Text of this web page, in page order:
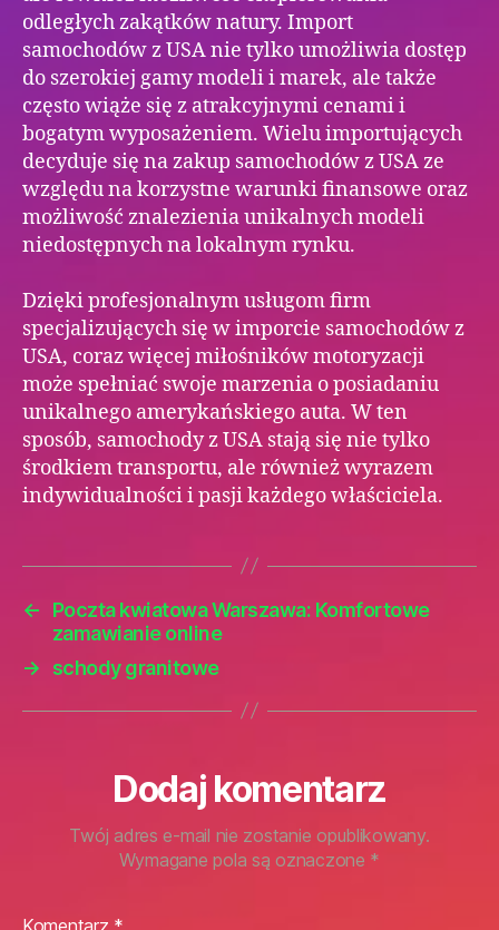
odległych zakątków natury. Import
samochodów z USA nie tylko umożliwia dostęp
do szerokiej gamy modeli i marek, ale także
często wiąże się z atrakcyjnymi cenami i
bogatym wyposażeniem. Wielu importujących
decyduje się na zakup samochodów z USA ze
względu na korzystne warunki finansowe oraz
możliwość znalezienia unikalnych modeli
niedostępnych na lokalnym rynku.
Dzięki profesjonalnym usługom firm
specjalizujących się w imporcie samochodów z
USA, coraz więcej miłośników motoryzacji
może spełniać swoje marzenia o posiadaniu
unikalnego amerykańskiego auta. W ten
sposób, samochody z USA stają się nie tylko
środkiem transportu, ale również wyrazem
indywidualności i pasji każdego właściciela.
←
Poczta kwiatowa Warszawa: Komfortowe
zamawianie online
→
schody granitowe
Dodaj komentarz
Twój adres e-mail nie zostanie opublikowany.
Wymagane pola są oznaczone *
Komentarz *